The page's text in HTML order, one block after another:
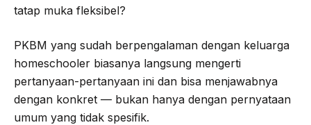
tatap muka fleksibel?
PKBM yang sudah berpengalaman dengan keluarga
homeschooler biasanya langsung mengerti
pertanyaan-pertanyaan ini dan bisa menjawabnya
dengan konkret — bukan hanya dengan pernyataan
umum yang tidak spesifik.